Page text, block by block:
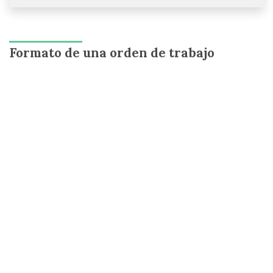
Formato de una orden de trabajo